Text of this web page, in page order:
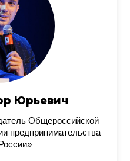
Юрьевич
Общероссийской
предпринимательства